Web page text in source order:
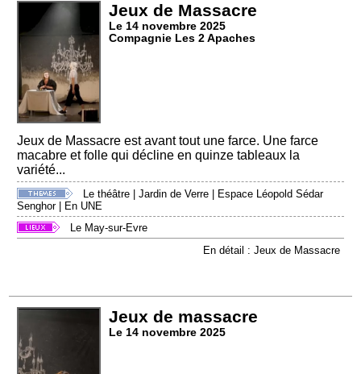
Jeux de Massacre
Le 14 novembre 2025
Compagnie Les 2 Apaches
Jeux de Massacre est avant tout une farce. Une farce
macabre et folle qui décline en quinze tableaux la
variété...
Le théâtre |Jardin de Verre | Espace Léopold Sédar
Senghor| En UNE
Le May-sur-Evre
En détail : Jeux de Massacre
Jeux de massacre
Le 14 novembre 2025